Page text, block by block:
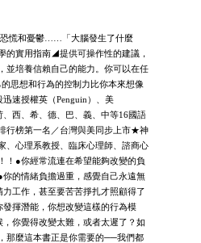
恐慌和憂鬱……「大腦發生了什麼
的實用指南◢提供可操作性的建議，
並培養信賴自己的能力。你可以在任
思想和行為的控制力比你本來想像
速授權英（Penguin）、美
、西、希、德、巴、義、中等16國語
行榜第一名／台灣與美同步上市★神
、心理系教授、臨床心理師、諮商心
！●你經常流連在希望能夠改變的負
的情緒負擔過重，感覺自己永遠無
工作，甚至要苦苦掙扎才照顧得了
揮潛能，你想改變這樣的行為模
你覺得改變太難，或者太遲了？如
那麼這本書正是你需要的──我們都